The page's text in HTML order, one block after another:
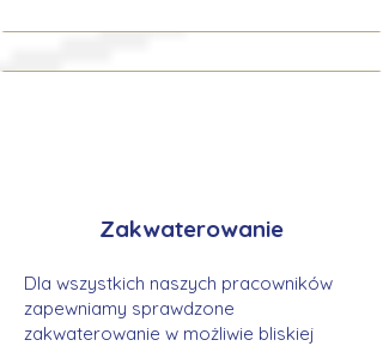
Zakwaterowanie
Dla wszystkich naszych pracowników
zapewniamy sprawdzone
zakwaterowanie w możliwie bliskiej